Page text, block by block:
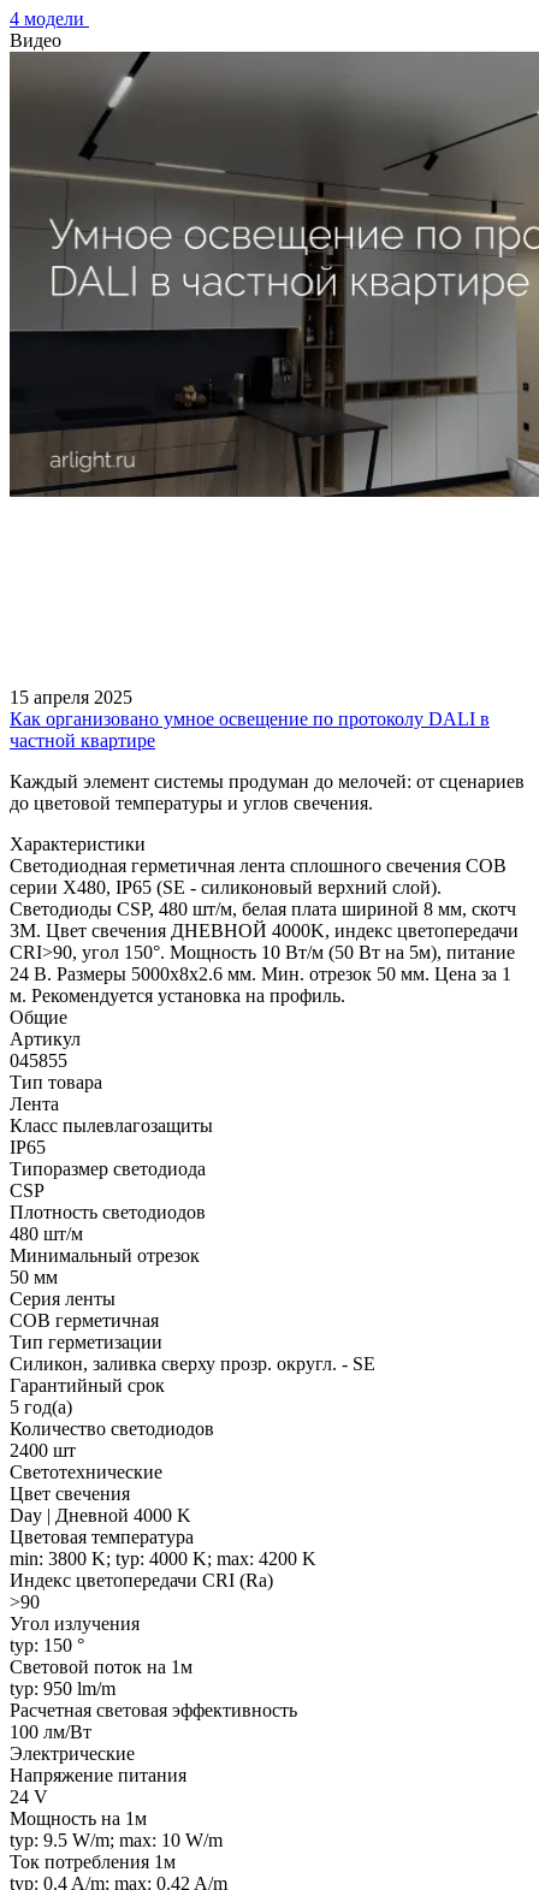
4 модели
Видео
15 апреля 2025
Как организовано умное освещение по протоколу DALI в
частной квартире
Каждый элемент системы продуман до мелочей: от сценариев
до цветовой температуры и углов свечения.
Характеристики
Светодиодная герметичная лента сплошного свечения COB
серии X480, IP65 (SE - силиконовый верхний слой).
Светодиоды CSP, 480 шт/м, белая плата шириной 8 мм, скотч
3M. Цвет свечения ДНЕВНОЙ 4000K, индекс цветопередачи
CRI>90, угол 150°. Мощность 10 Вт/м (50 Вт на 5м), питание
24 В. Размеры 5000х8х2.6 мм. Мин. отрезок 50 мм. Цена за 1
м. Рекомендуется установка на профиль.
Общие
Артикул
045855
Тип товара
Лента
Класс пылевлагозащиты
IP65
Типоразмер светодиода
CSP
Плотность светодиодов
480 шт/м
Минимальный отрезок
50 мм
Серия ленты
COB герметичная
Тип герметизации
Силикон, заливка сверху прозр. округл. - SE
Гарантийный срок
5 год(а)
Количество светодиодов
2400 шт
Светотехнические
Цвет свечения
Day | Дневной 4000 K
Цветовая температура
min: 3800 K; typ: 4000 K; max: 4200 K
Индекс цветопередачи CRI (Ra)
>90
Угол излучения
typ: 150 °
Световой поток на 1м
typ: 950 lm/m
Расчетная световая эффективность
100 лм/Вт
Электрические
Напряжение питания
24 V
Мощность на 1м
typ: 9.5 W/m; max: 10 W/m
Ток потребления 1м
typ: 0.4 A/m; max: 0.42 A/m